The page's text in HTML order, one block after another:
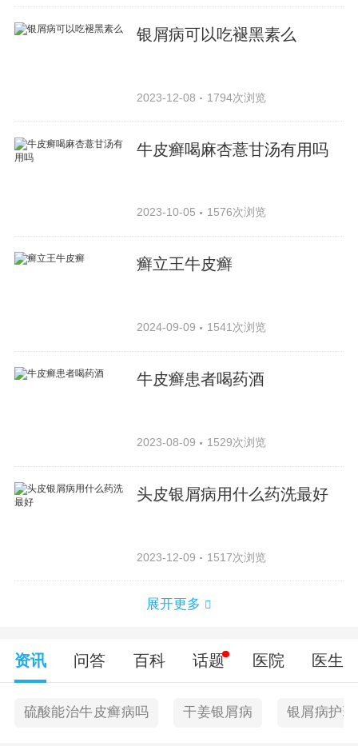
银屑病可以吃褪黑素么
2023-12-08 1794次浏览
牛皮癣喝麻杏薏甘汤有用吗
2023-10-05 1576次浏览
癣立王牛皮癣
2024-09-09 1541次浏览
牛皮癣患者喝药酒
2023-08-09 1529次浏览
头皮银屑病用什么药洗最好
2023-12-09 1517次浏览
展开更多
资讯 问答 百科 话题 医院 医生
硫酸能治牛皮癣病吗 干姜银屑病 银屑病护